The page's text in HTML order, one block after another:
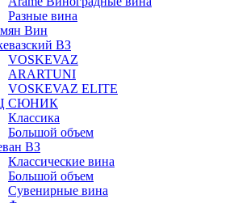
Разные вина
Вин
ВЗ
VOSKEVAZ
ARARTUNI
VOSKEVAZ ELITE
СЮНИК
Классика
Большой объем
ВЗ
Классические вина
Большой объем
Сувенирные вина